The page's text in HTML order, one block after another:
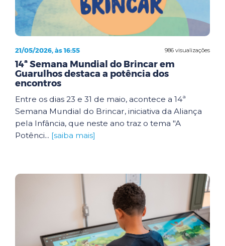
986 visualizações
21/05/2026, às 16:55
14ª Semana Mundial do Brincar em
Guarulhos destaca a potência dos
encontros
Entre os dias 23 e 31 de maio, acontece a 14ª
Semana Mundial do Brincar, iniciativa da Aliança
pela Infância, que neste ano traz o tema "A
Potênci... [saiba mais]